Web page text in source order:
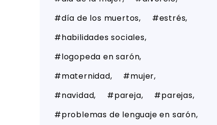
día de los muertos
estrés
habilidades sociales
logopeda en sarón
maternidad
mujer
navidad
pareja
parejas
problemas de lenguaje en sarón